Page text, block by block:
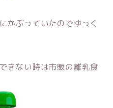
かぶっていたのでゆっく
きない時は市販の離乳食